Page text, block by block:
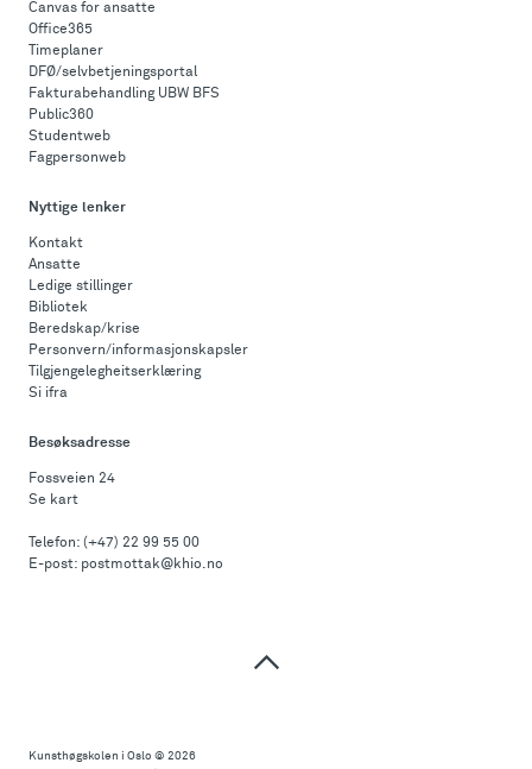
Canvas for ansatte
Office365
Timeplaner
DFØ/selvbetjeningsportal
Fakturabehandling UBW BFS
Public360
Studentweb
Fagpersonweb
Nyttige lenker
Kontakt
Ansatte
Ledige stillinger
Bibliotek
Beredskap/krise
Personvern/informasjonskapsler
Tilgjengelegheitserklæring
Si ifra
Besøksadresse
Fossveien 24
Se kart
Telefon: (+47) 22 99 55 00
E-post: postmottak@khio.no
Kunsthøgskolen i Oslo © 2026